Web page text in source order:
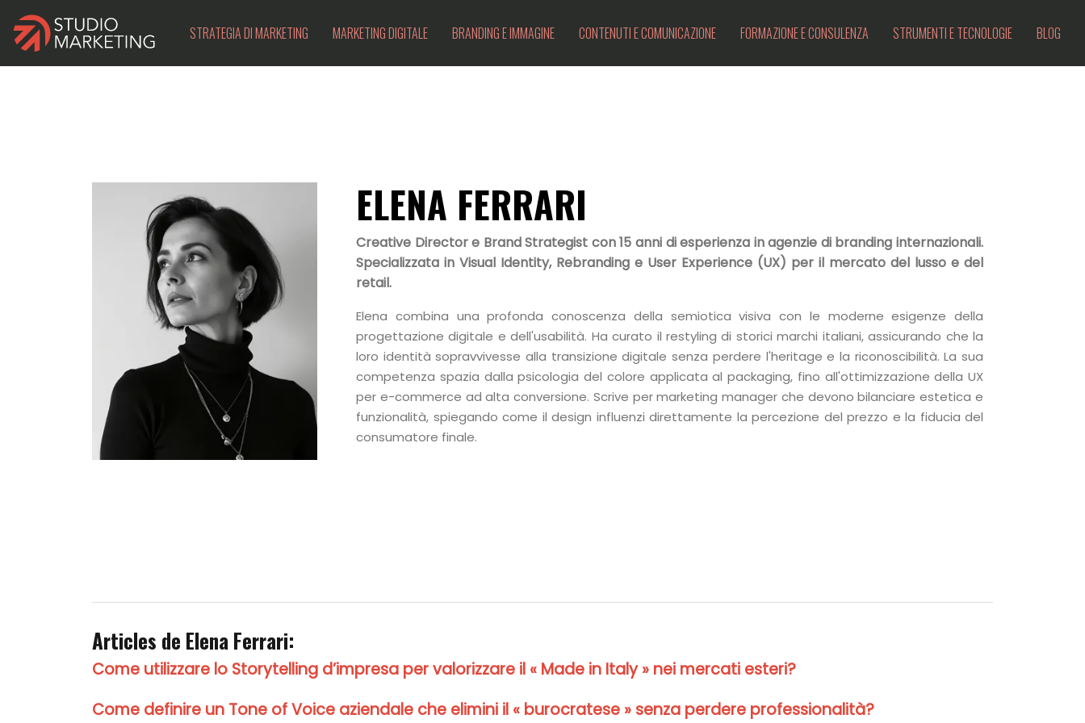
STRATEGIA DI MARKETING MARKETING DIGITALE BRANDING E IMMAGINE CONTENUTI E COMUNICAZIONE FORMAZIONE E CONSULENZA STRUMENTI E TECNOLOGIE BLOG
ELENA FERRARI
Creative Director e Brand Strategist con 15 anni di esperienza in agenzie di branding internazionali.
Specializzata in Visual Identity, Rebranding e User Experience (UX) per il mercato del lusso e del
retail.
Elena combina una profonda conoscenza della semiotica visiva con le moderne esigenze della
progettazione digitale e dell'usabilità. Ha curato il restyling di storici marchi italiani, assicurando che la
loro identità sopravvivesse alla transizione digitale senza perdere l'heritage e la riconoscibilità. La sua
competenza spazia dalla psicologia del colore applicata al packaging, fino all'ottimizzazione della UX
per e-commerce ad alta conversione. Scrive per marketing manager che devono bilanciare estetica e
funzionalità, spiegando come il design influenzi direttamente la percezione del prezzo e la fiducia del
consumatore finale.
Articles de Elena Ferrari:
Come utilizzare lo Storytelling d’impresa per valorizzare il « Made in Italy » nei mercati esteri?
Come definire un Tone of Voice aziendale che elimini il « burocratese » senza perdere professionalità?